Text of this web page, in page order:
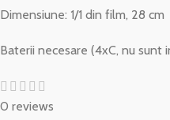
Dimensiune: 1/1 din film, 28 cm
Baterii necesare (4xC, nu sunt
0 reviews